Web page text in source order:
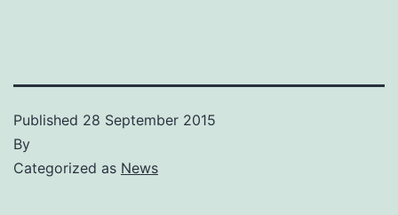
Published 28 September 2015
By
Categorized as News